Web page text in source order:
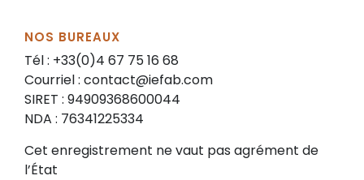
NOS BUREAUX
Tél : +33(0)4 67 75 16 68
Courriel : contact@iefab.com
SIRET : 94909368600044
NDA : 76341225334
Cet enregistrement ne vaut pas agrément de
l’État